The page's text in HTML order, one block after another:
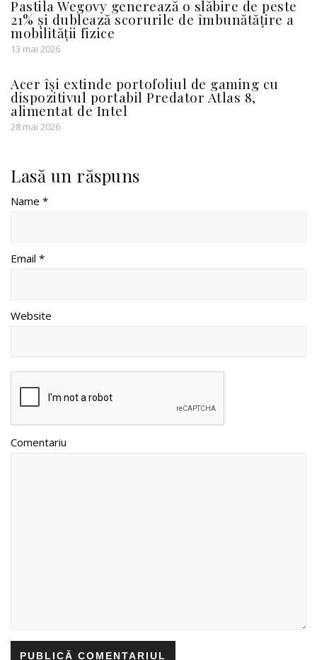
Pastila Wegovy generează o slăbire de peste
21% și dublează scorurile de îmbunătățire a
mobilității fizice
13 mai 2026
Acer își extinde portofoliul de gaming cu
dispozitivul portabil Predator Atlas 8,
alimentat de Intel
28 mai 2026
Lasă un răspuns
Name *
Email *
Website
Comentariu